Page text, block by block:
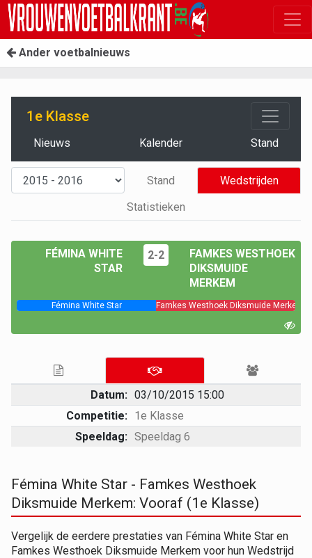
Ander voetbalnieuws
1e Klasse
Nieuws Kalender Stand
Stand
Wedstrijden
Statistieken
FÉMINA WHITE
STAR
2-2
FAMKES WESTHOEK
DIKSMUIDE
MERKEM
Fémina White Star Famkes Westhoek Diksmuide Merkem
Datum: 03/10/2015 15:00
Competitie: 1e Klasse
Speeldag: Speeldag 6
Fémina White Star - Famkes Westhoek
Diksmuide Merkem: Vooraf (1e Klasse)
Vergelijk de eerdere prestaties van Fémina White Star en
Famkes Westhoek Diksmuide Merkem voor hun Wedstrijd